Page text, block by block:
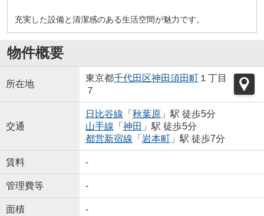
充実した設備と清潔感のある生活空間が魅力です。
物件概要
所在地
東京都千代田区神田須田町１丁目
７
交通
日比谷線 「 秋葉原」駅 徒歩5分
山手線 「 神田 」駅 徒歩5分
都営新宿線 「 岩本町」駅 徒歩7分
賃料 -
管理費等 -
面積 -